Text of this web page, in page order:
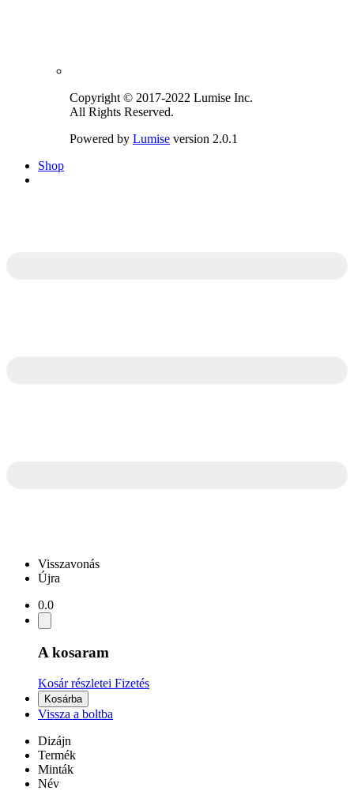
Copyright © 2017-2022 Lumise Inc.
All Rights Reserved.
Powered by Lumise version 2.0.1
Shop
Visszavonás
Újra
0.0
A kosaram
Kosár részletei Fizetés
Kosárba
Vissza a boltba
Dizájn
Termék
Minták
Név